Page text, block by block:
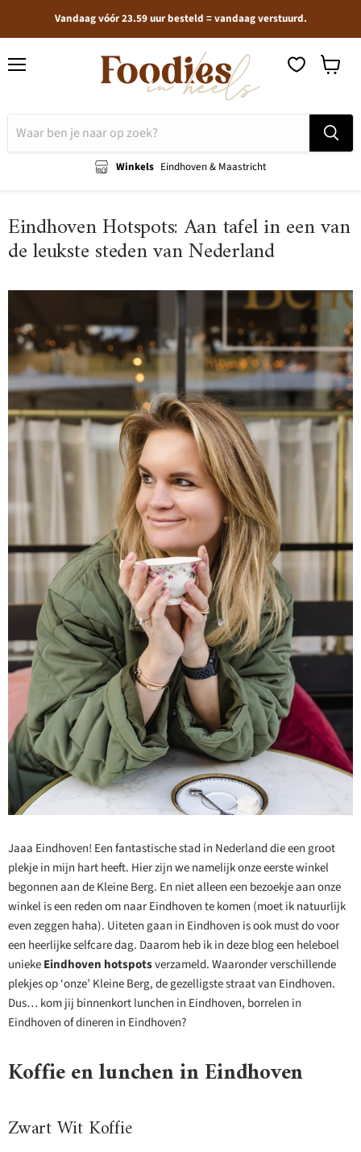
Vandaag vóór 23.59 uur besteld = vandaag verstuurd.
Winkels Eindhoven & Maastricht
Eindhoven Hotspots: Aan tafel in een van
de leukste steden van Nederland
Jaaa Eindhoven! Een fantastische stad in Nederland die een groot
plekje in mijn hart heeft. Hier zijn we namelijk onze eerste winkel
begonnen aan de Kleine Berg. En niet alleen een bezoekje aan onze
winkel is een reden om naar Eindhoven te komen (moet ik natuurlijk
even zeggen haha). Uiteten gaan in Eindhoven is ook must do voor
een heerlijke selfcare dag. Daarom heb ik in deze blog een heleboel
uniekeEindhoven hotspotsverzameld. Waaronder verschillende
plekjes op ‘onze’ Kleine Berg, de gezelligste straat van Eindhoven.
Dus… kom jij binnenkort lunchen in Eindhoven, borrelen in
Eindhoven of dineren in Eindhoven?
Koffie en lunchen in Eindhoven
Zwart Wit Koffie